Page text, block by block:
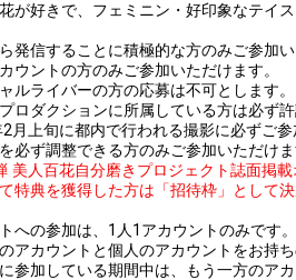
花が好きで、フェミニン・好印象なテイ
発信することに積極的な方のみご参加い
ウントの方のみご参加いただけます。
ルライバーの方の応募は不可とします。
ロダクションに所属している方は必ず
2月上旬に都内で行われる撮影に必ずご
必ず調整できる方のみご参加いただけま
美人百花自分磨きプロジェクト誌面掲
特典を獲得した方は「招待枠」として
への参加は、1人1アカウントのみです。
アカウントと個人のアカウントをお持
参加している期間中は、もう一方のア